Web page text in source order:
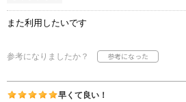
また利用したいです
参考になりましたか？
早くて良い！